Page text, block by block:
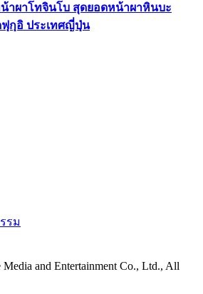
น้าผาโทจินโบ สุดยอดหน้าผาหินบะ
กุอิ ประเทศญี่ปุ่น
รม
and Entertainment Co., Ltd., All